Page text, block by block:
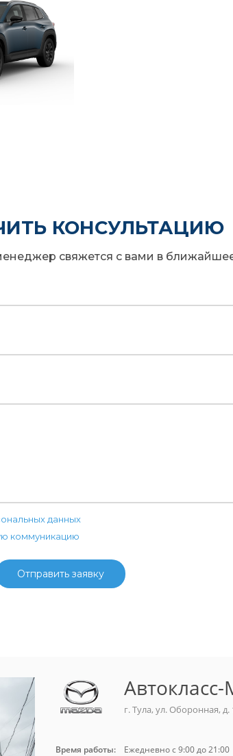
КОНСУЛЬТАЦИЮ
свяжется с вами в
данных
коммуникацию
Отправить заявку
г. Тула, ул. Оборонная, д.
Время работы:
Ежедневно с 9:00 до 21:00